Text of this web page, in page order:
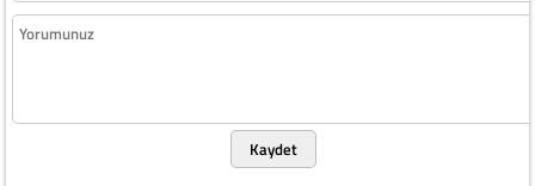
Kaydet